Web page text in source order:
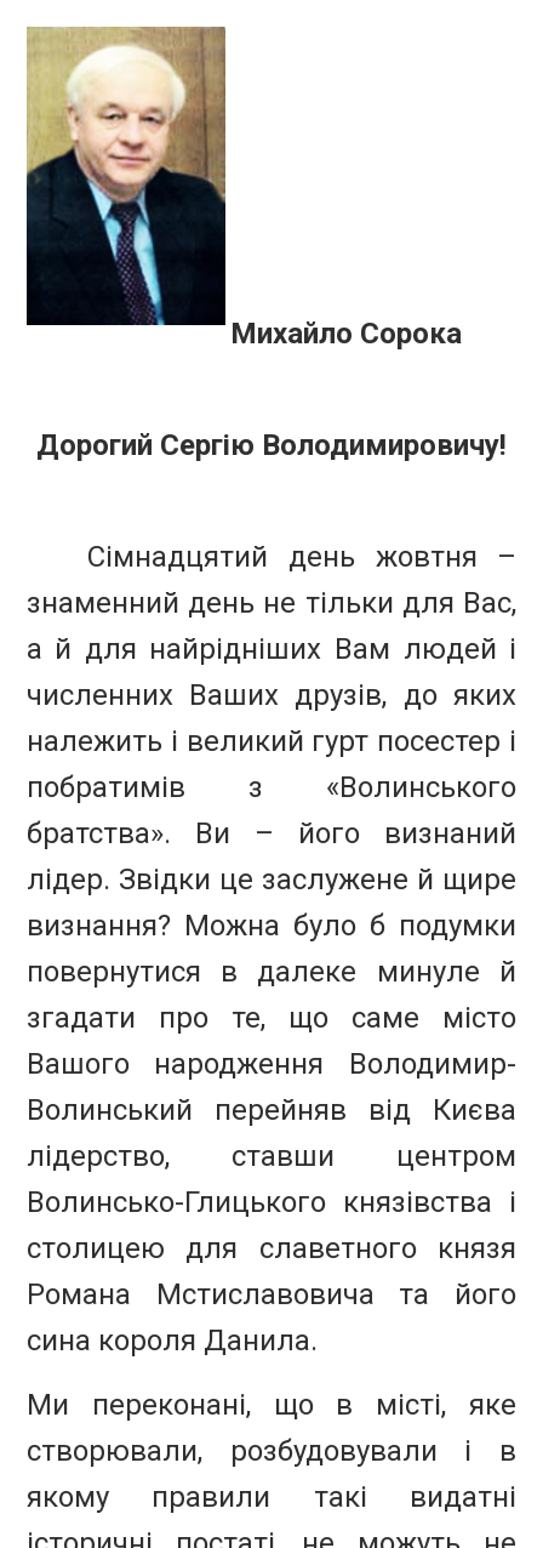
Михайло Сорока
Дорогий Сергію Володимировичу!
Сімнадцятий день жовтня –
знаменний день не тільки для Вас,
а й для найрідніших Вам людей і
численних Ваших друзів, до яких
належить і великий гурт посестер і
побратимів з «Волинського
братства». Ви – його визнаний
лідер. Звідки це заслужене й щире
визнання? Можна було б подумки
повернутися в далеке минуле й
згадати про те, що саме місто
Вашого народження Володимир-
Волинський перейняв від Києва
лідерство, ставши центром
Волинсько-Глицького князівства і
столицею для славетного князя
Романа Мстиславовича та його
сина короля Данила.
Ми переконані, що в місті, яке
створювали, розбудовували і в
якому правили такі видатні